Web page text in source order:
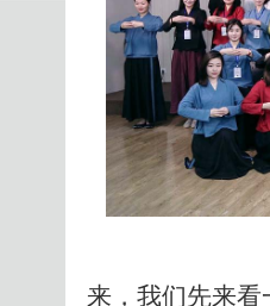
来，我们先来